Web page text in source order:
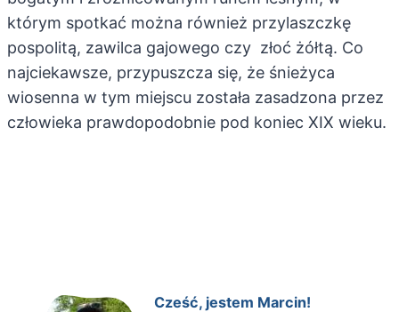
którym spotkać można również przylaszczkę
pospolitą, zawilca gajowego czy złoć żółtą. Co
najciekawsze, przypuszcza się, że śnieżyca
wiosenna w tym miejscu została zasadzona przez
człowieka prawdopodobnie pod koniec XIX wieku.
Cześć, jestem Marcin!